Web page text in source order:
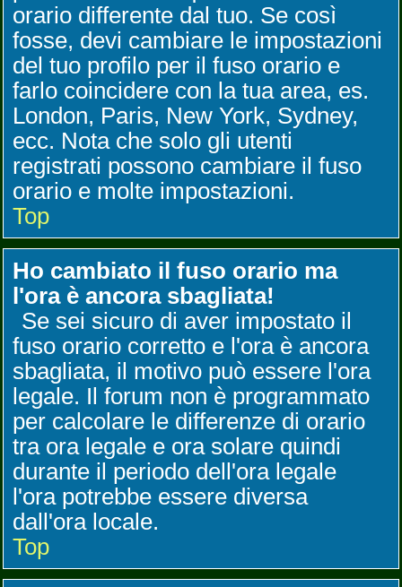
orario differente dal tuo. Se così
fosse, devi cambiare le impostazioni
del tuo profilo per il fuso orario e
farlo coincidere con la tua area, es.
London, Paris, New York, Sydney,
ecc. Nota che solo gli utenti
registrati possono cambiare il fuso
orario e molte impostazioni.
Top
Ho cambiato il fuso orario ma
l'ora è ancora sbagliata!
Se sei sicuro di aver impostato il
fuso orario corretto e l'ora è ancora
sbagliata, il motivo può essere l'ora
legale. Il forum non è programmato
per calcolare le differenze di orario
tra ora legale e ora solare quindi
durante il periodo dell'ora legale
l'ora potrebbe essere diversa
dall'ora locale.
Top